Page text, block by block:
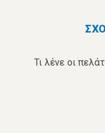
Τι λένε οι